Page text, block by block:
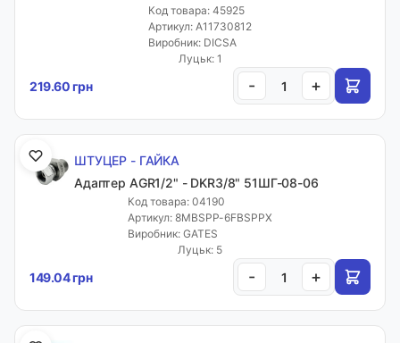
Код товара: 45925
Артикул: А11730812
Виробник: DICSA
Луцьк: 1
219.60 грн - +
ШТУЦЕР - ГАЙКА
Адаптер AGR1/2" - DKR3/8" 51ШГ-08-06
Код товара: 04190
Артикул: 8MBSPP-6FBSPPX
Виробник: GATES
Луцьк: 5
149.04 грн - +